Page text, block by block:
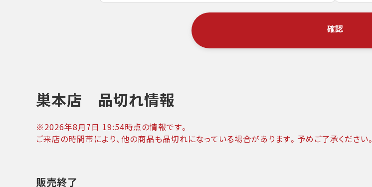
確認
巣本店 品切れ情報
※2026年8月7日 19:54時点の情報です。
ご来店の時間帯により、他の商品も品切れになっている場合があります。予めご了承ください。
販売終了